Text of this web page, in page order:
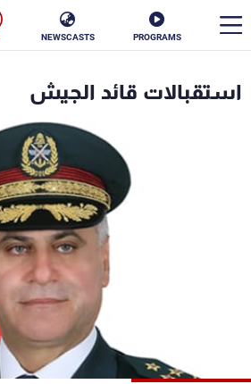
PROGRAMS
NEWSCASTS
استقبالات قائد الجيش
ناس
فن
رياضة
البرامج